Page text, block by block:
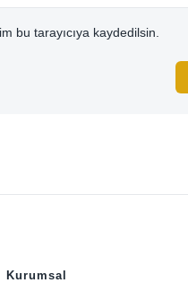
bu tarayıcıya kaydedilsin.
Kurumsal